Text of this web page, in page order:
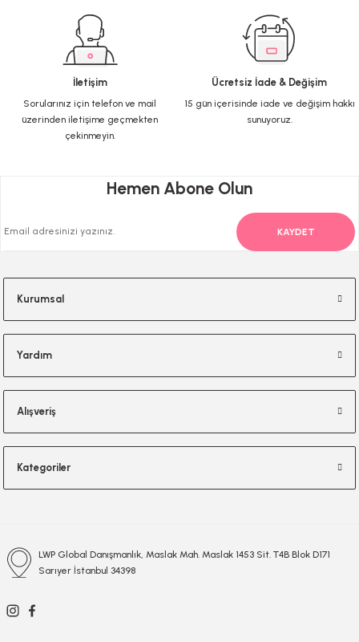
Ürün fiyatı diğer sitelerden daha pahalı.
Bu ürüne benzer farklı alternatifler olmalı.
İletişim
Sorularınız için telefon ve mail
üzerinden iletişime geçmekten
çekinmeyin.
Ücretsiz İade & Değişim
15 gün içerisinde iade ve değişim hakkı
sunuyoruz.
Hemen Abone Olun
KAYDET
Kurumsal
Yardım
Alışveriş
Kategoriler
LWP Global Danışmanlık, Maslak Mah. Maslak 1453 Sit. T4B Blok D171
Sarıyer İstanbul 34398